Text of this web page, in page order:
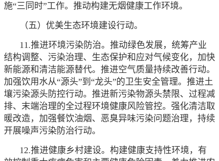
施“三同时”工作。推动构建无烟健康工作环境。
（五）优美生态环境建设行动。
11.推进环境污染防治。推动绿色发展，统筹产业
结构调整、污染治理、生态保护和应对气候变化，加快
新能源和清洁能源替代。推进空气质量持续改善行动。
加强饮用水从“源头”到“龙头”的卫生安全管理。推进土
壤污染源头防控行动。推进新污染物源头禁限、过程减
排、末端治理的全过程环境健康风险管控。强化清洁取
暖改造，加强餐饮油烟、恶臭异味污染问题治理，持续
开展噪声污染防治行动。
12.推进健康乡村建设。构建健康支持性环境，有